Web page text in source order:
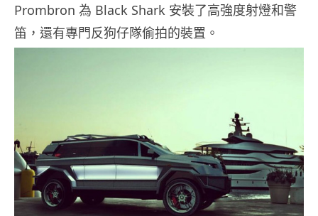
Prombron 為 Black Shark 安裝了高強度射燈和警
笛，還有專門反狗仔隊偷拍的裝置。